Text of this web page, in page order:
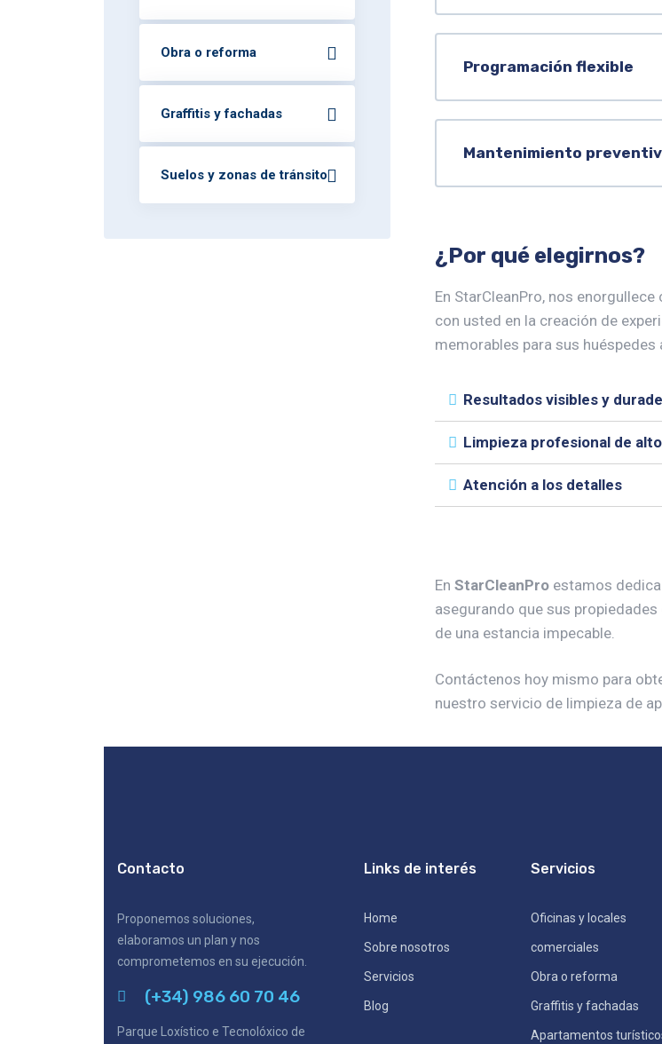
Obra o reforma
Graffitis y fachadas
Suelos y zonas de tránsito
Programación flexible
Mantenimiento
¿Por qué elegirnos?
En StarCleanPro, nos enorgullece
con usted en la creación de
memorables para sus huéspedes
Resultados visibles y
Limpieza profesional de
Atención a los detalles
En StarCleanProestamos
asegurando que sus
de una estancia impecable.
Contáctenos hoy mismo para
nuestro servicio de limpieza de
Contacto
Proponemos soluciones,
elaboramos un plan y nos
comprometemos en su ejecución.
(+34) 986 60 70 46
Parque Loxístico e Tecnolóxico de
Links de interés
Home
Sobre nosotros
Servicios
Blog
Servicios
Oficinas y locales
comerciales
Obra o reforma
Graffitis y fachadas
Apartamentos